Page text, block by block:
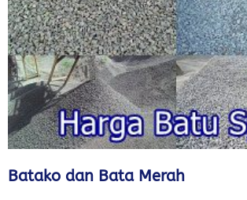
Batako dan Bata Merah